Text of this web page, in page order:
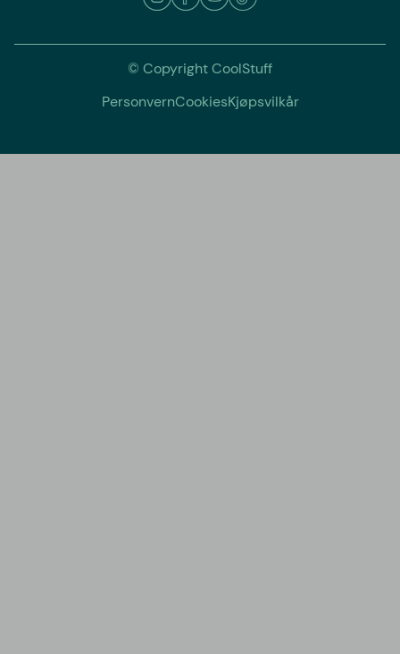
© Copyright CoolStuff
PersonvernCookiesKjøpsvilkår